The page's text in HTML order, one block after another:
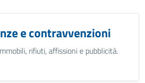
e contravvenzioni
rifiuti, affissioni e pubblicità.